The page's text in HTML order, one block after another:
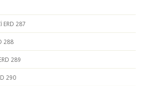
ERD 287
288
289
290